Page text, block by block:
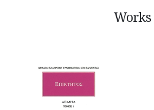
Works